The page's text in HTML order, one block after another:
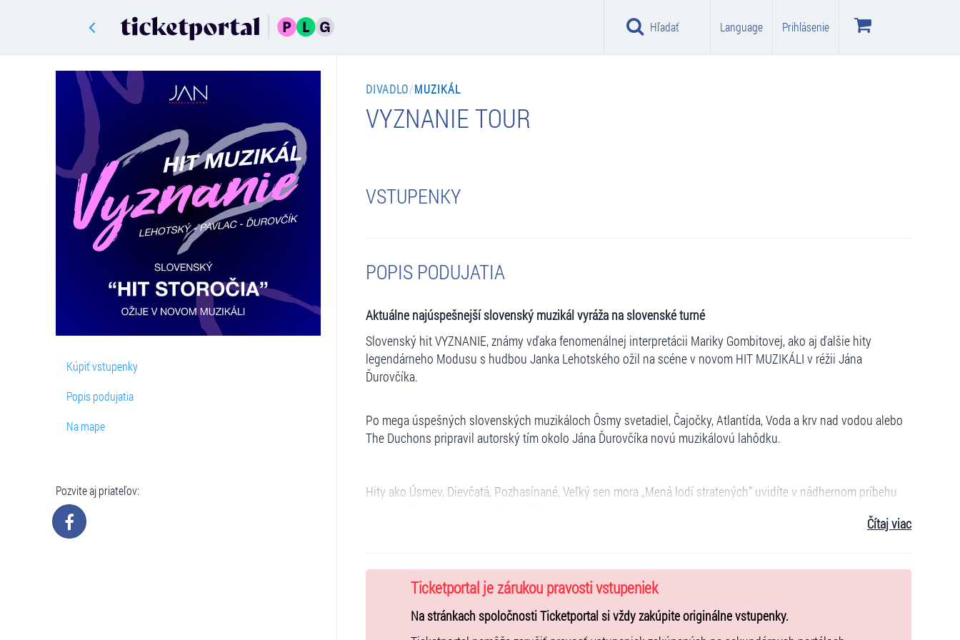
Hľadať Language Prihlásenie
Kúpiť vstupenky
Popis podujatia
Na mape
Pozvite aj priateľov:
DIVADLO/MUZIKÁL
VYZNANIE TOUR
VSTUPENKY
POPIS PODUJATIA
Aktuálne najúspešnejší slovenský muzikál vyráža na slovenské turné
Slovenský hit VYZNANIE, známy vďaka fenomenálnej interpretácii Mariky Gombitovej, ako aj ďalšie hity
legendárneho Modusu s hudbou Janka Lehotského ožil na scéne v novom HIT MUZIKÁLI v réžii Jána
Ďurovčíka.
Po mega úspešných slovenských muzikáloch Ôsmy svetadiel, Čajočky, Atlantída, Voda a krv nad vodou alebo
The Duchons pripravil autorský tím okolo Jána Ďurovčíka novú muzikálovú lahôdku.
Hity ako Úsmev, Dievčatá, Pozhasínané, Veľký sen mora „Mená lodí stratených" uvidíte v nádhernom príbehu
Hrajú : Lenka Fecková/Natália Kóšová/(Eva),Ján Slezák, Zuzana Vačková/Lenka Rakar(Omama), Roman
Müller/Igor Šimeg (Eduard), Karolína Tkáčová/ Ester Handiaková (Tina) Kristína Vrecková/Lenka
Fecková/Simona Augustovičová (Nina) a ďalší.
Čítaj viac
Ticketportal je zárukou pravosti vstupeniek
Na stránkach spoločnosti Ticketportal si vždy zakúpite originálne vstupenky.